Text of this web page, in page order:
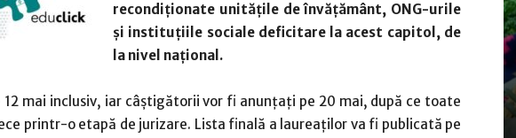
recondiționate unitățile de învățământ, ONG-urile
și instituțiile sociale deficitare la acest capitol, de
la nivel național.
12 mai inclusiv, iar câștigătorii vor fi anunțați pe 20 mai, după ce toate
printr-o etapă de jurizare. Lista finală a laureaților va fi publicată pe